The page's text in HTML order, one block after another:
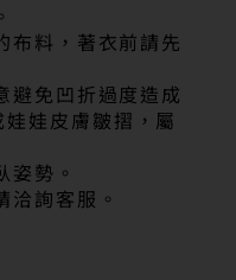
布料，著衣前請先
避免凹折過度造成
娃皮膚皺摺，屬
勢。
詢客服。